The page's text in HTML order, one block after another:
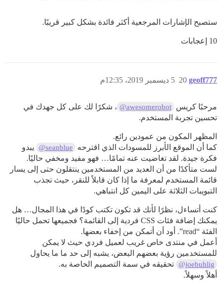
ستصبح الإشارات المرجعية أكثر فائدة بشكل كبير قريبًا.
10 إعجابات
geoff777 5 ديسمبر 2019، 12:35م 20
مرحبًا كريس @awesomerobot ، شكرًا لك على كل جهدك في
تحسين تجربة المستخدم.
المظهر المكون من عمودين رائع.
كما أن الموقع الأبرز للمسودات الذي اقترحه
@seanblue
يبدو
فكرة جيدة. لقد تغاضيت عنه تمامًا… فهو مفيد ومخفي حاليًا.
لست متأكدًا من أن العديد من المستخدمين ينتقلون حتى إلى يسار
قائمة المستخدم لمعرفة ما إذا كان قابلاً للنقر، حيث تجذب
التبويبات الثلاثة على اليمين كل انتباهي.
كنت أتساءل، نظرًا لأنك قد تكون تكتب كودًا في هذا المجال… هل
يمكنك إضافة فئات CSS فردية إلى القائمة؟ فجميعها تحمل حاليًا
الفئة “read”. أود أن أتمكن من إخفاء بعضها.
أعمل في منتدى خاص غريب لعميل فردي حيث لا يمكن
للمستخدمين رؤية بعضهم البعض، يشبه إلى حد ما ما يحاول
@joebuhlig تحقيقه في سمة التصميم الخاصة به.
أهلاً وسهلاً.